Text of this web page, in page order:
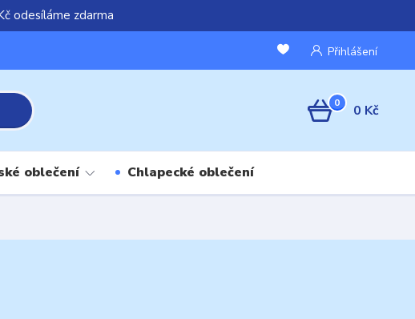
odesíláme zdarma
Přihlášení
0 0 Kč
oblečení Chlapecké oblečení